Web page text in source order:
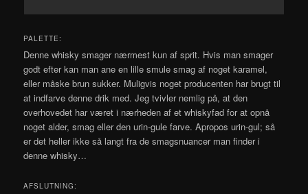
PALETTE:
Denne whisky smager nærmest kun af sprit. Hvis man smager
godt efter kan man ane en lille smule smag af noget karamel,
eller måske brun sukker. Muligvis noget producenten har brugt til
at indfarve denne drik med. Jeg tvivler nemlig på, at den
overhovedet har været i nærheden af et whiskyfad for at opnå
noget alder, smag eller den urin-gule farve. Apropos urin-gul; så
er det heller ikke så langt fra de smagsnuancer man finder i
denne whisky…
AFSLUTNING: